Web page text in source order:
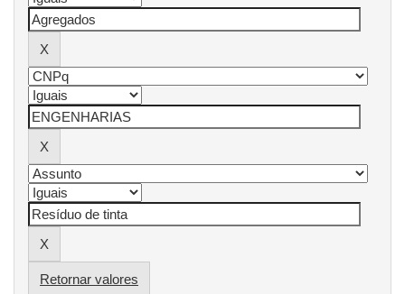
Retornar valores